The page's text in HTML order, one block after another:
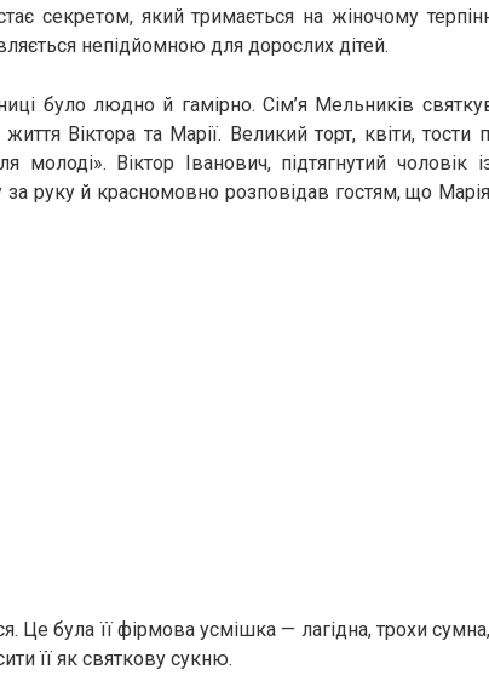
секретом, який тримається на жіночому
непідйомною для дорослих дітей.
було людно й гамірно. Сім’я Мельників
Віктора та Марії. Великий торт, квіти, тости
молоді». Віктор Іванович, підтягнутий чоловік
руку й красномовно розповідав гостям, що
Це була її фірмова усмішка — лагідна, трохи
її як святкову сукню.